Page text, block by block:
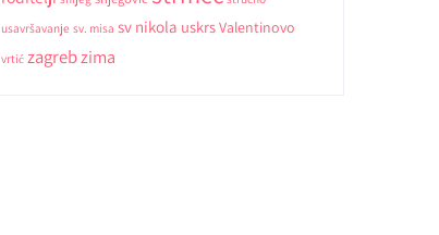
usavršavanje sv. misa sv nikola uskrsValentinovo
vrtić zagrebzima